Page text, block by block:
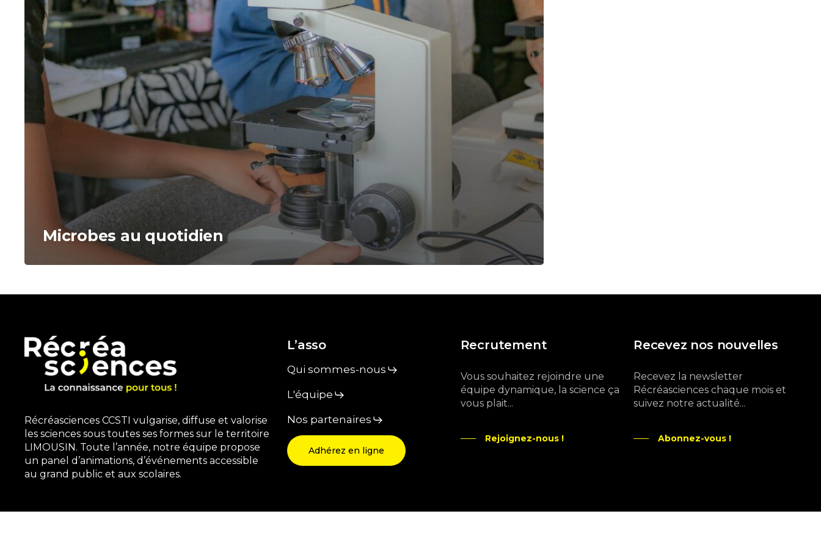
Microbes au quotidien
Récréasciences CCSTI vulgarise, diffuse et valorise
les sciences sous toutes ses formes sur le territoire
LIMOUSIN. Toute l’année, notre équipe propose
un panel d’animations, d’événements accessible
au grand public et aux scolaires.
L’asso
Qui sommes-nous
L'équipe
Nos partenaires
Adhérez en ligne
Recrutement
Vous souhaitez rejoindre une
équipe dynamique, la science ça
vous plait...
Rejoignez-nous !
Recevez nos nouvelles
Recevez la newsletter
Récréasciences chaque mois et
suivez notre actualité...
Abonnez-vous !